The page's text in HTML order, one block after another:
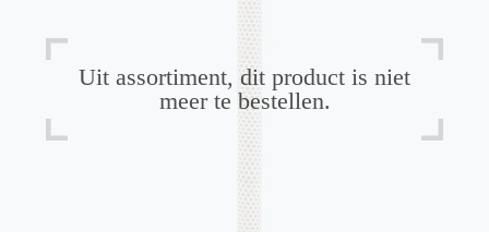
Uit assortiment, dit product is niet
meer te bestellen.